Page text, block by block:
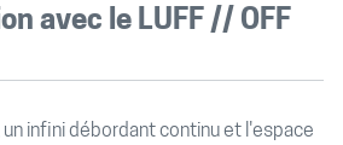
avec le LUFF // OFF
infini débordant continu et l'espace